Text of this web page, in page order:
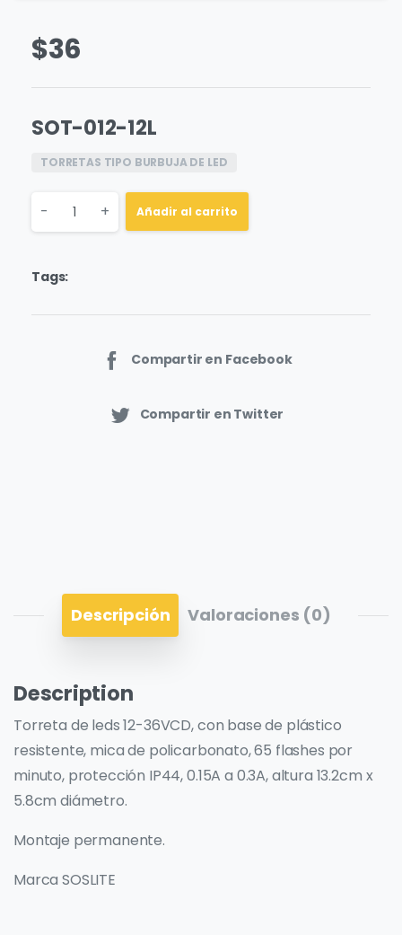
$36
SOT-012-12L
TORRETAS TIPO BURBUJA DE LED
Quantity
- + Añadir al carrito
Tags:
Compartir en Facebook
Compartir en Twitter
Descripción Valoraciones (0)
Description
Torreta de leds 12-36VCD, con base de plástico
resistente, mica de policarbonato, 65 flashes por
minuto, protección IP44, 0.15A a 0.3A, altura 13.2cm x
5.8cm diámetro.
Montaje permanente.
Marca SOSLITE